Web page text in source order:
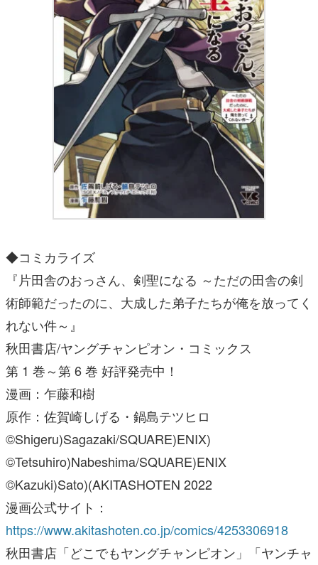
◆コミカライズ
『片田舎のおっさん、剣聖になる ～ただの田舎の剣
術師範だったのに、大成した弟子たちが俺を放ってく
れない件～』
秋田書店/ヤングチャンピオン・コミックス
第 1 巻～第 6 巻 好評発売中！
漫画：乍藤和樹
原作：佐賀崎しげる・鍋島テツヒロ
©Shigeru)Sagazaki/SQUARE)ENIX)
©Tetsuhiro)Nabeshima/SQUARE)ENIX
©Kazuki)Sato)(AKITASHOTEN 2022
漫画公式サイト：
https://www.akitashoten.co.jp/comics/4253306918
秋田書店「どこでもヤングチャンピオン」「ヤンチャ